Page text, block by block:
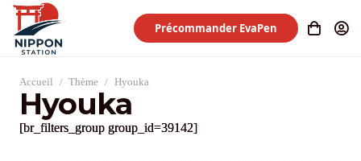
Précommander EvaPen
Accueil / Thème / Hyouka
Hyouka
[br_filters_group group_id=39142]